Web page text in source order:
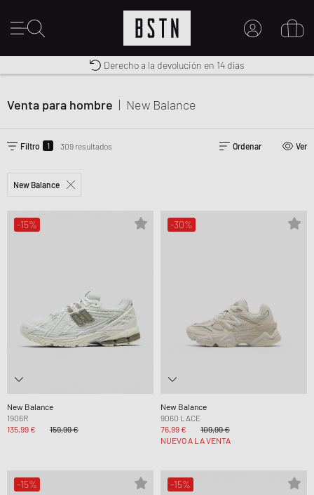
MI CUENTA
Envío gratuito a España desde € 100
Premium Sportswear
Venta para hombre | New Balance
Filtro 1 309 resultados Ordenar Ver
New Balance
-15%
New Balance
1906R
135,99 €
159,99 €
-30%
New Balance
9060 LACE
76,99 €
109,99 €
NUEVO A LA VENTA
-15% -15%